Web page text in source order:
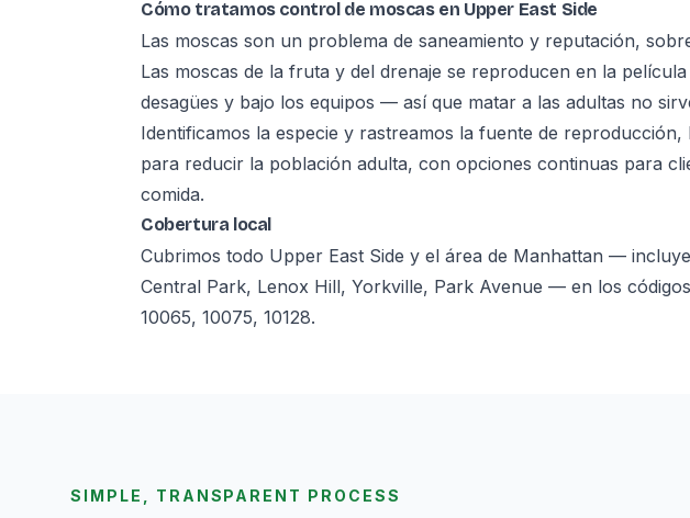
Cómo tratamos control de moscas en Upper East Side
Las moscas son un problema de saneamiento y reputación,
Las moscas de la fruta y del drenaje se reproducen en la
desagües y bajo los equipos — así que matar a las adultas no
Identificamos la especie y rastreamos la fuente de reproducción,
para reducir la población adulta, con opciones continuas para
comida.
Cobertura local
Cubrimos todo Upper East Side y el área de Manhattan —
Central Park, Lenox Hill, Yorkville, Park Avenue — en los
10065, 10075, 10128.
SIMPLE, TRANSPARENT PROCESS